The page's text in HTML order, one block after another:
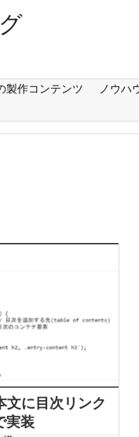
製作コンテンツ ノウハ
文に目次リンク
実装